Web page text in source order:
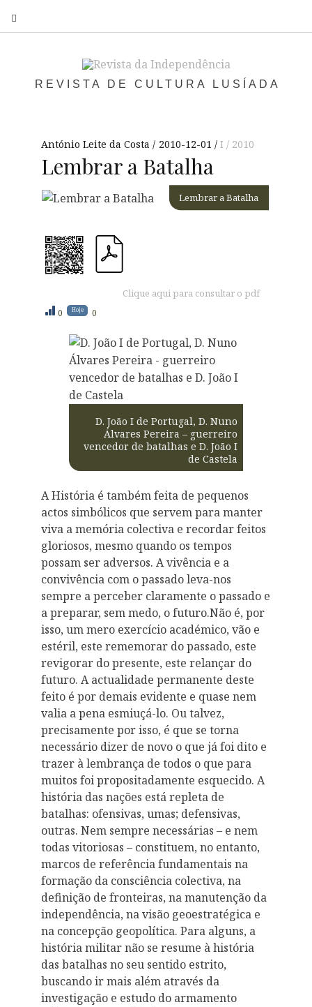
REVISTA DE CULTURA LUSÍADA
António Leite da Costa 2010-12-01 I / 2010
Lembrar a Batalha
Lembrar a Batalha
Clique aqui para consultar o pdf
0 Hoje 0
D. João I de Portugal, D. Nuno
Álvares Pereira – guerreiro
vencedor de batalhas e D. João I
de Castela
A História é também feita de pequenos
actos simbólicos que servem para manter
viva a memória colectiva e recordar feitos
gloriosos, mesmo quando os tempos
possam ser adversos. A vivência e a
convivência com o passado leva-nos
sempre a perceber claramente o passado e
a preparar, sem medo, o futuro.Não é, por
isso, um mero exercício académico, vão e
estéril, este rememorar do passado, este
revigorar do presente, este relançar do
futuro. A actualidade permanente deste
feito é por demais evidente e quase nem
valia a pena esmiuçá-lo. Ou talvez,
precisamente por isso, é que se torna
necessário dizer de novo o que já foi dito e
trazer à lembrança de todos o que para
muitos foi propositadamente esquecido. A
história das nações está repleta de
batalhas: ofensivas, umas; defensivas,
outras. Nem sempre necessárias – e nem
todas vitoriosas – constituem, no entanto,
marcos de referência fundamentais na
formação da consciência colectiva, na
definição de fronteiras, na manutenção da
independência, na visão geoestratégica e
na concepção geopolítica. Para alguns, a
história militar não se resume à história
das batalhas no seu sentido estrito,
buscando ir mais além através da
investigação e estudo do armamento